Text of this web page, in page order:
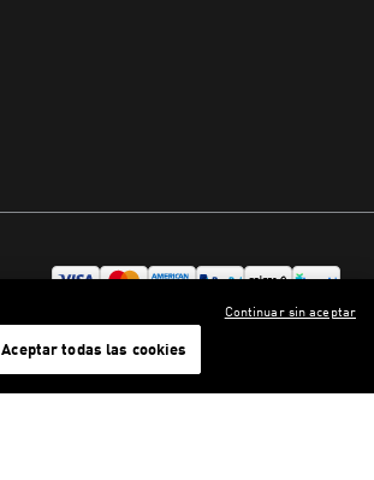
Aceptar todas las cookies
Continuar sin aceptar